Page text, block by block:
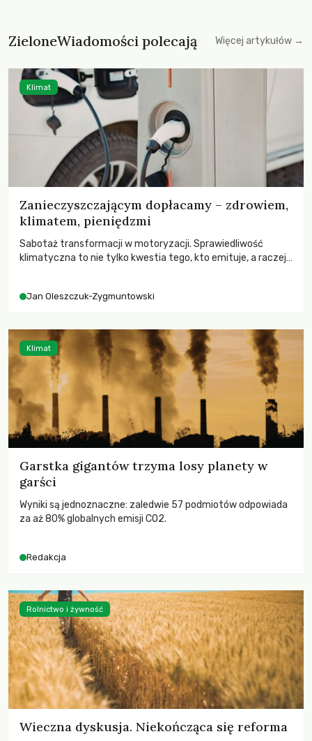
ZieloneWiadomości polecają Więcej artykułów →
Zanieczyszczającym dopłacamy – zdrowiem,
klimatem, pieniędzmi
Sabotaż transformacji w motoryzacji. Sprawiedliwość
klimatyczna to nie tylko kwestia tego, kto emituje, a raczej
Jan Oleszczuk-Zygmuntowski
Klimat
Garstka gigantów trzyma losy planety w
garści
Wyniki są jednoznaczne: zaledwie 57 podmiotów odpowiada
za aż 80% globalnych emisji CO2.
Redakcja
Klimat
Wieczna dyskusja. Niekończąca się reforma
Rolnictwo i żywność